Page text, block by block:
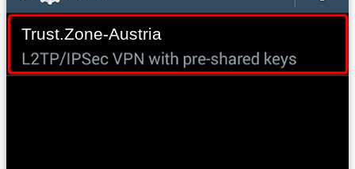
Trust.Zone-Austria